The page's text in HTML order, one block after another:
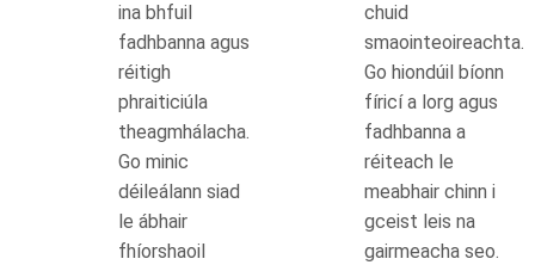
ina bhfuil
fadhbanna agus
réitigh
phraiticiúla
theagmhálacha.
Go minic
déileálann siad
le ábhair
fhíorshaoil
chuid
smaointeoireachta.
Go hiondúil bíonn
fíricí a lorg agus
fadhbanna a
réiteach le
meabhair chinn i
gceist leis na
gairmeacha seo.